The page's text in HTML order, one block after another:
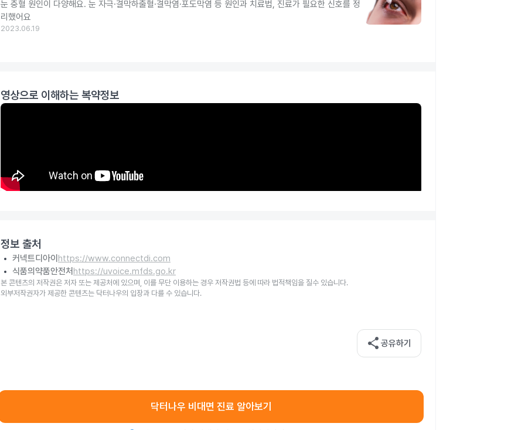
눈 충혈 원인이 다양해요. 눈 자극·결막하출혈·결막염·포도막염 등 원인과 치료법, 진료가 필요한 신호를 정
리했어요
2023.06.19
영상으로 이해하는 복약정보
정보 출처
커넥트디아이 https://www.connectdi.com
식품의약품안전처 https://uvoice.mfds.go.kr
본 콘텐츠의 저작권은 저자 또는 제공처에 있으며, 이를 무단 이용하는 경우 저작권법 등에 따라 법적책임을 질수 있습니다.
외부저작권자가 제공한 콘텐츠는 닥터나우의 입장과 다를 수 있습니다.
share 공유하기
닥터나우 비대면 진료 알아보기